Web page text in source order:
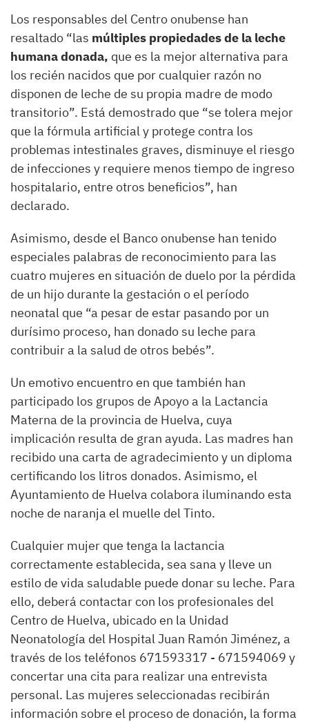
Los responsables del Centro onubense han
resaltado “las múltiples propiedades de la leche
humana donada, que es la mejor alternativa para
los recién nacidos que por cualquier razón no
disponen de leche de su propia madre de modo
transitorio”. Está demostrado que “se tolera mejor
que la fórmula artificial y protege contra los
problemas intestinales graves, disminuye el riesgo
de infecciones y requiere menos tiempo de ingreso
hospitalario, entre otros beneficios”, han
declarado.
Asimismo, desde el Banco onubense han tenido
especiales palabras de reconocimiento para las
cuatro mujeres en situación de duelo por la pérdida
de un hijo durante la gestación o el período
neonatal que “a pesar de estar pasando por un
durísimo proceso, han donado su leche para
contribuir a la salud de otros bebés”.
Un emotivo encuentro en que también han
participado los grupos de Apoyo a la Lactancia
Materna de la provincia de Huelva, cuya
implicación resulta de gran ayuda. Las madres han
recibido una carta de agradecimiento y un diploma
certificando los litros donados. Asimismo, el
Ayuntamiento de Huelva colabora iluminando esta
noche de naranja el muelle del Tinto.
Cualquier mujer que tenga la lactancia
correctamente establecida, sea sana y lleve un
estilo de vida saludable puede donar su leche. Para
ello, deberá contactar con los profesionales del
Centro de Huelva, ubicado en la Unidad
Neonatología del Hospital Juan Ramón Jiménez, a
través de los teléfonos 671593317 - 671594069 y
concertar una cita para realizar una entrevista
personal. Las mujeres seleccionadas recibirán
información sobre el proceso de donación, la forma